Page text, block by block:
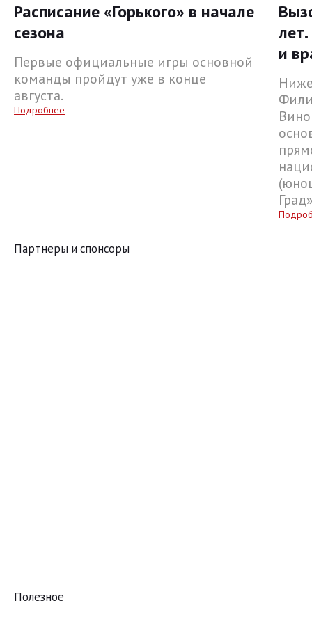
Расписание «Горького» в начале
сезона
Первые официальные игры основной
команды пройдут уже в конце
августа.
Подробнее
и
Партнеры и спонсоры
Полезное